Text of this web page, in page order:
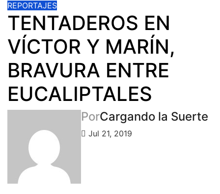
REPORTAJES
TENTADEROS EN
VÍCTOR Y MARÍN,
BRAVURA ENTRE
EUCALIPTALES
PorCargando la Suerte
Jul 21, 2019